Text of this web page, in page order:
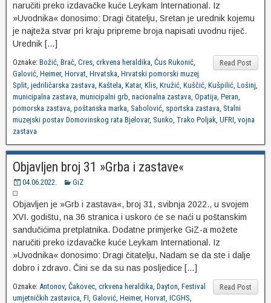
naručiti preko izdavačke kuće Leykam International. Iz
»Uvodnika« donosimo: Dragi čitatelju, Sretan je urednik kojemu
je najteža stvar pri kraju pripreme broja napisati uvodnu riječ.
Urednik […]
Read Post
Oznake: Božić, Brač, Cres, crkvena heraldika, Ćus Rukonić,
Galović, Heimer, Horvat, Hrvatska, Hrvatski pomorski muzej
Split, jedriličarska zastava, Kaštela, Katar, Klis, Kružić, Kuščić, Kušpilić, Lošinj,
municipalna zastava, municipalni grb, nacionalna zastava, Opatija, Peran,
pomorska zastava, poštanska marka, Sabolović, sportska zastava, Stalni
muzejski postav Domovinskog rata Bjelovar, Sunko, Trako Poljak, UFRI, vojna
zastava
Objavljen broj 31 »Grba i zastave«
04.06.2022. GiZ
Objavljen je »Grb i zastava«, broj 31, svibnja 2022., u svojem
XVI. godištu, na 36 stranica i uskoro će se naći u poštanskim
sandučićima pretplatnika. Dodatne primjerke GiZ-a možete
naručiti preko izdavačke kuće Leykam International. Iz
»Uvodnika« donosimo: Dragi čitatelju, Nadam se da ste i dalje
dobro i zdravo. Čini se da su nas posljedice […]
Read Post
Oznake: Antonov, Čakovec, crkvena heraldika, Dayton, Festival
umjetničkih zastavica, FI, Galović, Heimer, Horvat, ICGHS,